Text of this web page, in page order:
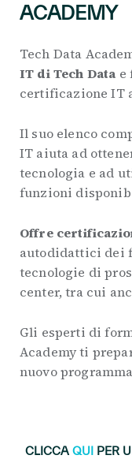
ACADEMY
Tech Data
IT di Tech Data e
certificazione IT
Il suo elenco
IT aiuta ad
tecnologia e ad
funzioni
Offre
autodidattici dei
tecnologie di
center, tra cui
Gli esperti di
Academy ti
nuovo
CLICCA QUI PER